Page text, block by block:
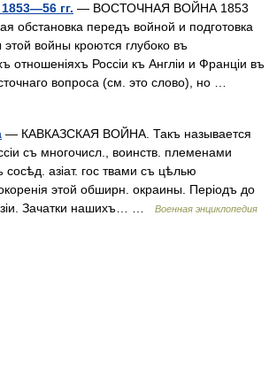
гг. — ВОСТОЧНАЯ ВОЙНА 1853
обстановка передъ войной и подготовка
войны кроются глубоко въ
отношеніяхъ Россіи къ Англіи и Франціи въ
вопроса (см. это слово), но …
— КАВКАЗСКАЯ ВОЙНА. Такъ называется
съ многочисл., воинств. племенами
сосѣд. азіат. гос твами съ цѣлью
этой обширн. окраины. Періодъ до
Зачатки нашихъ… …
Военная энциклопедия